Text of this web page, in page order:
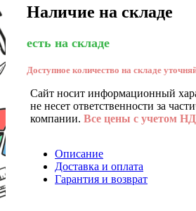
Наличие на складе
есть на складе
Доступное количество на складе
Сайт носит информационный
не несет ответственности за
компании. Все цены с учетом
Описание
Доставка и оплата
Гарантия и возврат